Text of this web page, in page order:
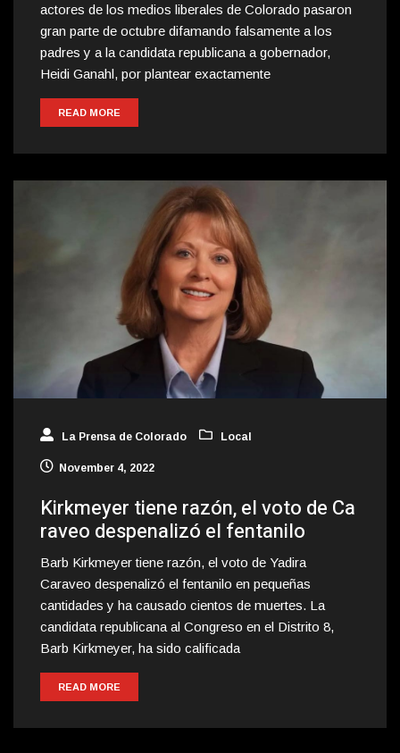
actores de los medios liberales de Colorado pasaron
gran parte de octubre difamando falsamente a los
padres y a la candidata republicana a gobernador,
Heidi Ganahl, por plantear exactamente
READ MORE
La Prensa de Colorado Local
November 4, 2022
Kirkmeyer tiene razón, el voto de Ca
raveo despenalizó el fentanilo
Barb Kirkmeyer tiene razón, el voto de Yadira
Caraveo despenalizó el fentanilo en pequeñas
cantidades y ha causado cientos de muertes. La
candidata republicana al Congreso en el Distrito 8,
Barb Kirkmeyer, ha sido calificada
READ MORE